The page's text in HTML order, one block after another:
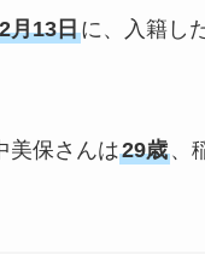
月13日に、入籍し
美保さんは29歳、